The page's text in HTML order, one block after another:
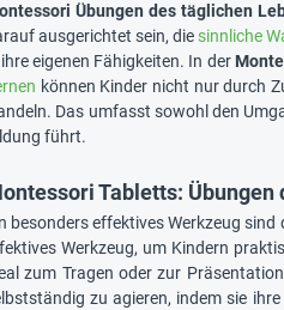
Übungen des täglichen
ausgerichtet sein, die sinnliche
eigenen Fähigkeiten. In der
können Kinder nicht nur durch
Das umfasst sowohl den
führt.
Tabletts:
besonders effektives Werkzeug sind
Werkzeug, um Kindern
zum Tragen oder zur
zu agieren, indem sie